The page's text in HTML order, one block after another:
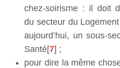
chez-soirisme : il doit
du secteur du
aujourd’hui, un sous-
Santé[7] ;
pour dire la même